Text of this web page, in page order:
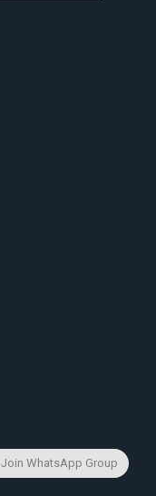
Join WhatsApp Group